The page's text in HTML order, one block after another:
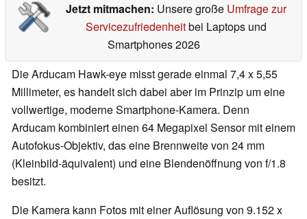
Jetzt mitmachen: Unsere große Umfrage zur
Servicezufriedenheitbei Laptops und
Smartphones 2026
Die Arducam Hawk-eye misst gerade einmal 7,4 x 5,55
Millimeter, es handelt sich dabei aber im Prinzip um eine
vollwertige, moderne Smartphone-Kamera. Denn
Arducam kombiniert einen 64 Megapixel Sensor mit einem
Autofokus-Objektiv, das eine Brennweite von 24 mm
(Kleinbild-äquivalent) und eine Blendenöffnung von f/1.8
besitzt.
Die Kamera kann Fotos mit einer Auflösung von 9.152 x